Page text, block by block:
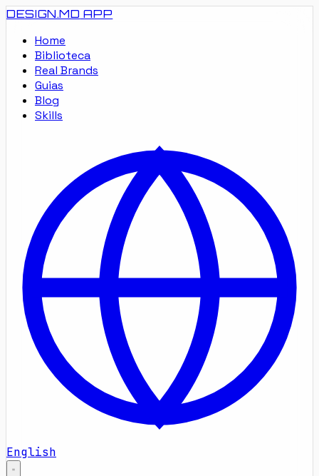
DESIGN.MD APP
Home
Biblioteca
Real Brands
Guias
Blog
Skills
English